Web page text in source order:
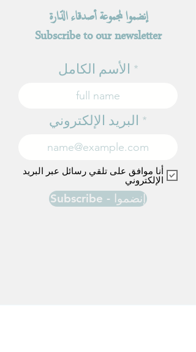
إنضموا لمجموعة أصدقاء الدّارة
Subscribe to our newsletter
الأسم الكامل
البريد الإلكتروني
أنا موافق على تلقي رسائل عبر البريد
الإلكتروني
Subscribe - إنضموا